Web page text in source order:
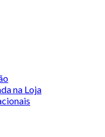
na Loja